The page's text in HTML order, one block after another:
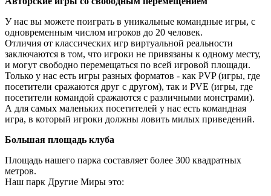
У нас вы можете поиграть в уникальные командные игры, с
одновременным числом игроков до 20 человек.
Отличия от классических игр виртуальной реальности
заключаются в том, что игроки не привязаны к одному месту,
и могут свободно перемещаться по всей игровой площади.
Только у нас есть игры разных форматов - как PVP (игры, где
посетители сражаются друг с другом), так и PVE (игры, где
посетители командой сражаются с различными монстрами).
А для самых маленьких посетителей у нас есть командная
игра, в который игроки должны ловить милых приведений.
Большая площадь клуба
Площадь нашего парка составляет более 300 квадратных
метров.
Наш парк Другие Миры это: